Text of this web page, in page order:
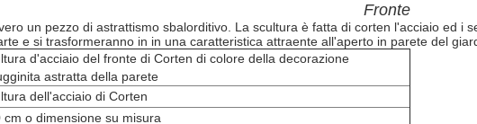
Fronte
un pezzo di astrattismo sbalorditivo. La scultura è fatta di corten l'acciaio ed
e si trasformeranno in in una caratteristica attraente all'aperto in parete del
d'acciaio del fronte di Corten di colore della decorazione
astratta della parete
dell'acciaio di Corten
cm o dimensione su misura